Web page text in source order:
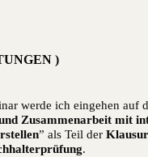
)
wer­de ich ein­ge­hen auf
Zusam­men­ar­beit mit
” als Teil der
.